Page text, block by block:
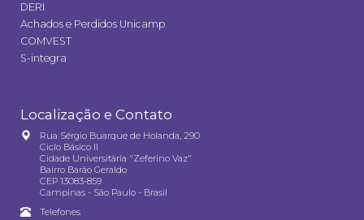
DERI
Achados e Perdidos Unicamp
COMVEST
S-integra
Localização e Contato
Rua Sérgio Buarque de Holanda, 290
Ciclo Básico II
Cidade Universitária "Zeferino Vaz"
Bairro Barão Geraldo
CEP 13083-859
Campinas - São Paulo - Brasil
Telefones